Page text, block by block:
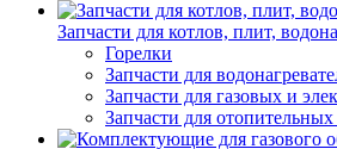
Запчасти для котлов, плит,
Горелки
Запчасти для
Запчасти для газовых и
Запчасти для отопительных